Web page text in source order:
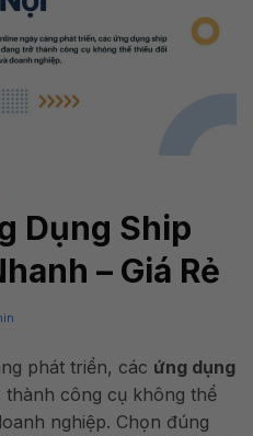
Dụng Ship
– Giá Rẻ
phát triển, các ứng dụng
thành công cụ không thể
nghiệp. Chọn đúng